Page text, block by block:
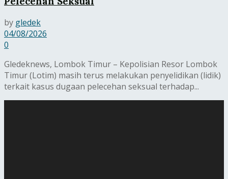
by gledek
04/08/2026
0
Gledeknews, Lombok Timur – Kepolisian Resor Lombok
Timur (Lotim) masih terus melakukan penyelidikan (lidik)
terkait kasus dugaan pelecehan seksual terhadap...